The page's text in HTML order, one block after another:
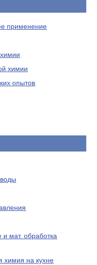
применение
химии
опытов
мат. обработка
химия на кухне